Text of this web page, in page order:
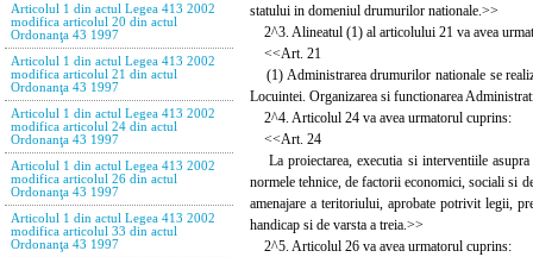
Articolul 1 din actul Legea 413 2002
modifica articolul 20 din actul
Ordonanţa 43 1997
Articolul 1 din actul Legea 413 2002
modifica articolul 21 din actul
Ordonanţa 43 1997
Articolul 1 din actul Legea 413 2002
modifica articolul 24 din actul
Ordonanţa 43 1997
Articolul 1 din actul Legea 413 2002
modifica articolul 26 din actul
Ordonanţa 43 1997
Articolul 1 din actul Legea 413 2002
modifica articolul 33 din actul
Ordonanţa 43 1997
statului in domeniul drumurilor nationale.>>
2^3. Alineatul (1) al articolului 21 va avea
<<Art. 21
(1) Administrarea drumurilor nationale se
Locuintei. Organizarea si functionarea
2^4. Articolul 24 va avea urmatorul cuprins:
<<Art. 24
La proiectarea, executia si interventiile asupra
normele tehnice, de factorii economici, sociali si
amenajare a teritoriului, aprobate potrivit legii,
handicap si de varsta a treia.>>
2^5. Articolul 26 va avea urmatorul cuprins: